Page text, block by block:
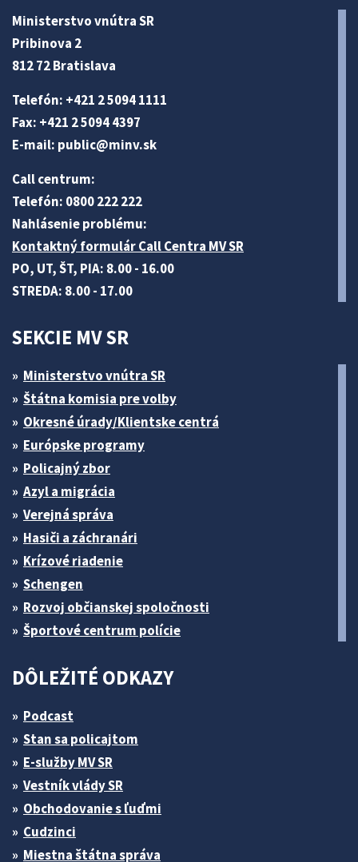
Ministerstvo vnútra SR
Pribinova 2
812 72 Bratislava
Telefón: +421 2 5094 1111
Fax: +421 2 5094 4397
E-mail: public@minv.sk
Call centrum:
Telefón: 0800 222 222
Nahlásenie problému:
Kontaktný formulár Call Centra MV SR
PO, UT, ŠT, PIA: 8.00 - 16.00
STREDA: 8.00 - 17.00
SEKCIE MV SR
Ministerstvo vnútra SR
Štátna komisia pre volby
Okresné úrady/Klientske centrá
Európske programy
Policajný zbor
Azyl a migrácia
Verejná správa
Hasiči a záchranári
Krízové riadenie
Schengen
Rozvoj občianskej spoločnosti
Športové centrum polície
DÔLEŽITÉ ODKAZY
Podcast
Stan sa policajtom
E-služby MV SR
Vestník vlády SR
Obchodovanie s ľuďmi
Cudzinci
Miestna štátna správa